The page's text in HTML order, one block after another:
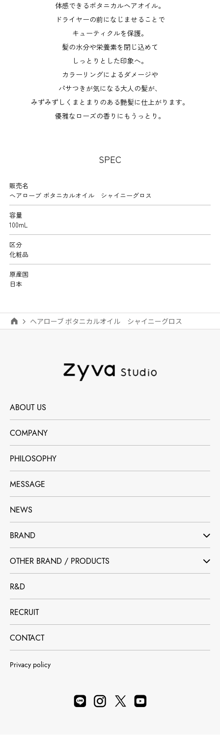
体感できるボタニカルヘアオイル。
ドライヤーの前になじませることで
キューティクルを保護。
髪の水分や栄養素を閉じ込めて
しっとりとした印象へ。
カラーリングによるダメージや
パサつきが気になる大人の髪が、
みずみずしくまとまりのある艶髪に仕上がります。
優雅なローズの香りにもうっとり。
SPEC
販売名
ヘアローブ ボタニカルオイル シャイニーグロス
容量
100mL
区分
化粧品
原産国
日本
ヘアローブ ボタニカルオイル シャイニーグロス
ABOUT US
COMPANY
PHILOSOPHY
MESSAGE
NEWS
BRAND
OTHER BRAND / PRODUCTS
R&D
RECRUIT
CONTACT
Privacy policy